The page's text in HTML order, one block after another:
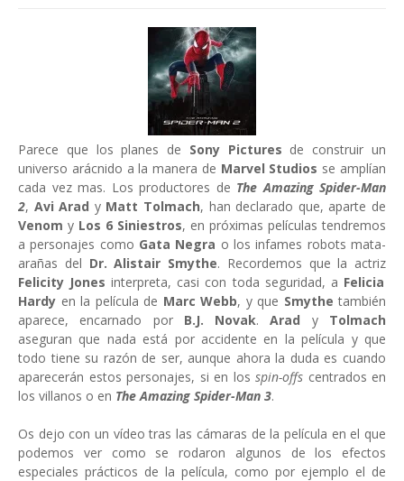
Parece que los planes de Sony Pictures de construir un
universo arácnido a la manera de Marvel Studios se amplían
cada vez mas. Los productores de The Amazing Spider-Man
2, Avi Arad y Matt Tolmach, han declarado que, aparte de
Venom y Los 6 Siniestros, en próximas películas tendremos
a personajes como Gata Negra o los infames robots mata-
arañas del Dr. Alistair Smythe. Recordemos que la actriz
Felicity Jones interpreta, casi con toda seguridad, a Felicia
Hardy en la película de Marc Webb, y que Smythetambién
aparece, encarnado porB.J. Novak.Arad y Tolmach
aseguran que nada está por accidente en la película y que
todo tiene su razón de ser, aunque ahora la duda es cuando
aparecerán estos personajes, si en los spin-offs centrados en
los villanos o en The Amazing Spider-Man 3.
Os dejo con un vídeo tras las cámaras de la película en el que
podemos ver como se rodaron algunos de los efectos
especiales prácticos de la película, como por ejemplo el de